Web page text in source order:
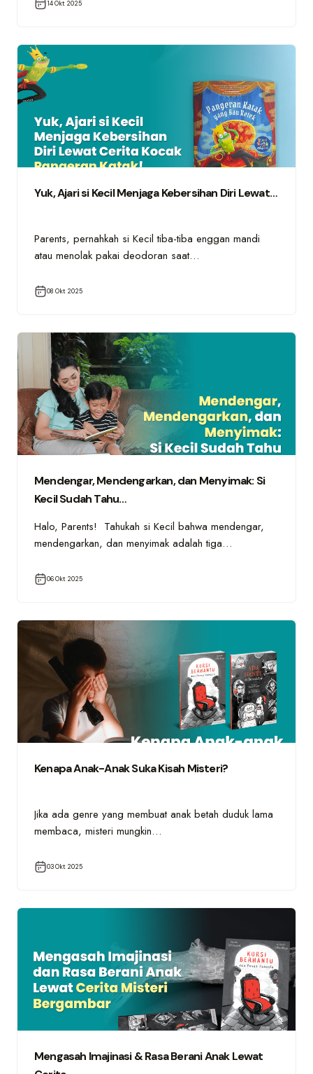
14 Okt 2025
Yuk, Ajari si Kecil Menjaga Kebersihan Diri Lewat…
Parents, pernahkah si Kecil tiba-tiba enggan mandi
atau menolak pakai deodoran saat…
08 Okt 2025
Mendengar, Mendengarkan, dan Menyimak: Si
Kecil Sudah Tahu…
Halo, Parents! Tahukah si Kecil bahwa mendengar,
mendengarkan, dan menyimak adalah tiga…
06 Okt 2025
Kenapa Anak-Anak Suka Kisah Misteri?
Jika ada genre yang membuat anak betah duduk lama
membaca, misteri mungkin…
03 Okt 2025
Mengasah Imajinasi & Rasa Berani Anak Lewat